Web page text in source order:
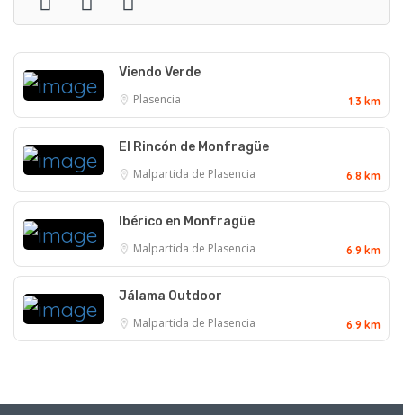
Viendo Verde
Plasencia
1.3 km
El Rincón de Monfragüe
Malpartida de Plasencia
6.8 km
Ibérico en Monfragüe
Malpartida de Plasencia
6.9 km
Jálama Outdoor
Malpartida de Plasencia
6.9 km